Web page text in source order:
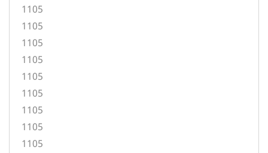
1105
1105
1105
1105
1105
1105
1105
1105
1105